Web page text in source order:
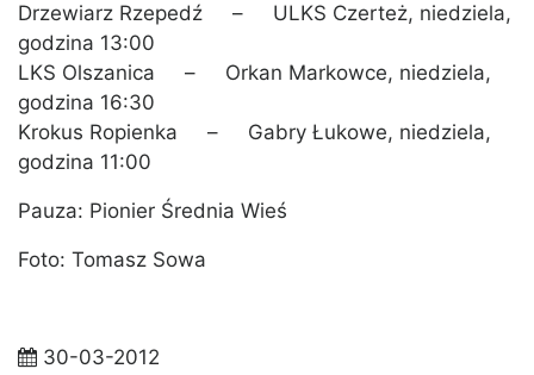
Drzewiarz Rzepedź – ULKS Czerteż, niedziela,
godzina 13:00
LKS Olszanica – Orkan Markowce, niedziela,
godzina 16:30
Krokus Ropienka – Gabry Łukowe, niedziela,
godzina 11:00
Pauza: Pionier Średnia Wieś
Foto: Tomasz Sowa
30-03-2012